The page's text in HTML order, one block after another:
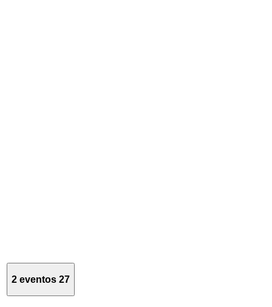
2 eventos 27